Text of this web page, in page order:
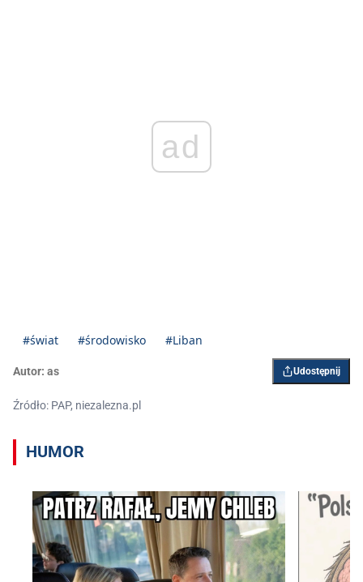
ad
#świat #środowisko #Liban
Autor: as Udostępnij
Źródło: PAP, niezalezna.pl
HUMOR